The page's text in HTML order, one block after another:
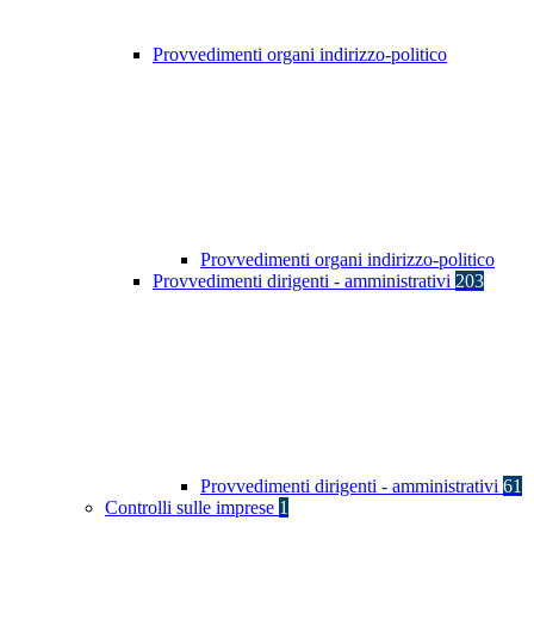
Provvedimenti organi indirizzo-politico
Provvedimenti organi indirizzo-politico
Provvedimenti dirigenti - amministrativi 203
Provvedimenti dirigenti - amministrativi 61
Controlli sulle imprese 1